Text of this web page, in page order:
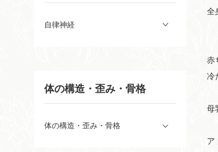
全
赤
冷
母
ア
自律神経
体の構造・歪み・骨格
体の構造・歪み・骨格